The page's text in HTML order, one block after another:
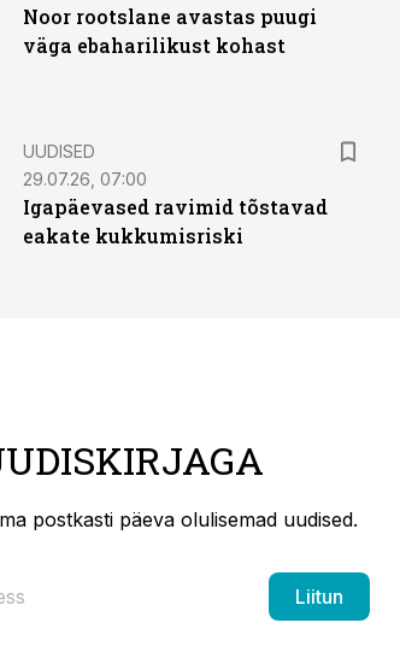
Noor rootslane avastas puugi
väga ebaharilikust kohast
UUDISED
29.07.26, 07:00
Igapäevased ravimid tõstavad
eakate kukkumisriski
postkasti päeva olulisemad uudised.
Liitun